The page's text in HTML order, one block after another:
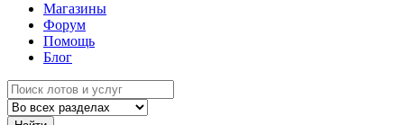
Магазины
Форум
Помощь
Блог